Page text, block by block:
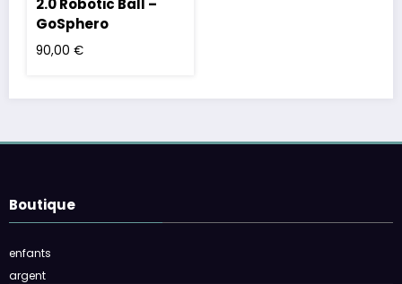
2.0 Robotic Ball –
GoSphero
90,00 €
Boutique
enfants
argent